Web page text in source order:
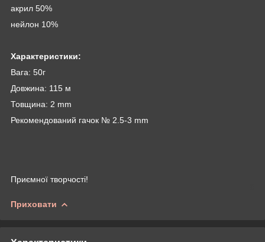
акрил 50%
нейлон 10%
Характеристики:
Вага: 50г
Довжина: 115 м
Товщина: 2 mm
Рекомендований гачок № 2.5-3 mm
Приємної творчості!
Приховати